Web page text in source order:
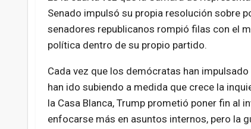
Senado impulsó su propia resolución sobre
senadores republicanos rompió filas con el
política dentro de su propio partido.
Cada vez que los demócratas han
han ido subiendo a medida que crece la
la Casa Blanca, Trump prometió poner fin al
enfocarse más en asuntos internos, pero la